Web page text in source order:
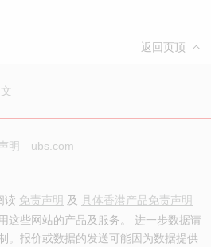
返回页顶
明 ubs.com
读 免责声明 及 具体香港产品免责声明
这些网站的产品及服务。 进一步数据请
。报价或数据的发送可能因为数据提供